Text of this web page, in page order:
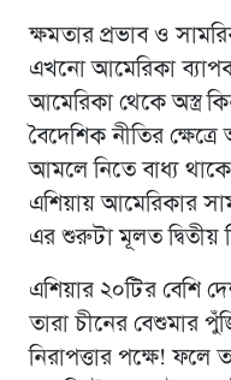
ক্ষমতার প্রভাব ও
এখনো আমেরিকা
আমেরিকা থেকে অস্ত্র
বৈদেশিক নীতির
আমলে নিতে বাধ্য
এশিয়ায় আমেরিকার
এর শুরুটা মূলত দ্বিতীয়
এশিয়ার ২০টির বেশি
তারা চীনের বেশুমার
নিরাপত্তার পক্ষে! ফলে